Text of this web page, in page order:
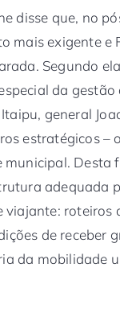
disse que, no
mais exigente e
Segundo
da
general
estratégicos –
municipal. Desta
adequada
viajante: roteiros
de receber
da mobilidade